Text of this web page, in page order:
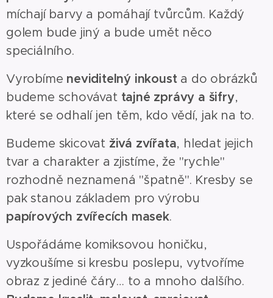
míchají barvy a pomáhají tvůrcům. Každý
golem bude jiný a bude umět něco
speciálního.
Vyrobíme neviditelný inkousta do obrázků
budeme schovávat tajné zprávy a šifry,
které se odhalí jen těm, kdo vědí, jak na to.
Budeme skicovat živá zvířata, hledat jejich
tvar a charakter a zjistíme, že "rychle"
rozhodně neznamená "špatně". Kresby se
pak stanou základem pro výrobu
papírových zvířecích masek.
Uspořádáme komiksovou honičku,
vyzkoušíme si kresbu poslepu, vytvoříme
obraz z jediné čáry… to a mnoho dalšího.